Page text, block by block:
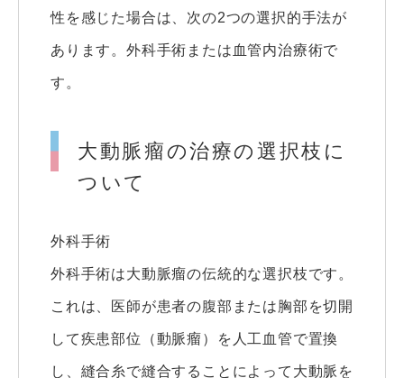
性を感じた場合は、次の2つの選択的手法が
あります。外科手術または血管内治療術で
す。
大動脈瘤の治療の選択枝に
ついて
外科手術
外科手術は大動脈瘤の伝統的な選択枝です。
これは、医師が患者の腹部または胸部を切開
して疾患部位（動脈瘤）を人工血管で置換
し、縫合糸で縫合することによって大動脈を